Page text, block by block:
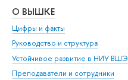
О ВЫШКЕ
Цифры и факты
Руководство и структура
Устойчивое развитие в НИУ ВШЭ
Преподаватели и сотрудники